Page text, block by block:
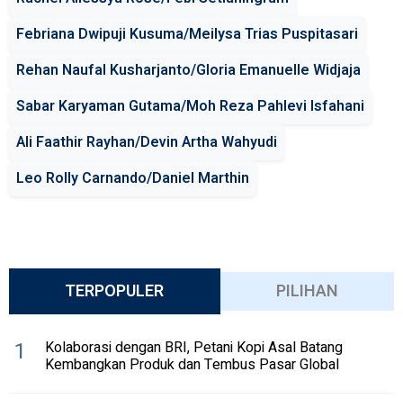
Febriana Dwipuji Kusuma/Meilysa Trias Puspitasari
Rehan Naufal Kusharjanto/Gloria Emanuelle Widjaja
Sabar Karyaman Gutama/Moh Reza Pahlevi Isfahani
Ali Faathir Rayhan/Devin Artha Wahyudi
Leo Rolly Carnando/Daniel Marthin
TERPOPULER PILIHAN
1 Kolaborasi dengan BRI, Petani Kopi Asal Batang
Kembangkan Produk dan Tembus Pasar Global